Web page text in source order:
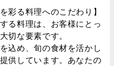
彩る料理へのこだわり】
る料理は、お客様にとっ
切な要素です。
込め、旬の食材を活かし
供しています。あなたの